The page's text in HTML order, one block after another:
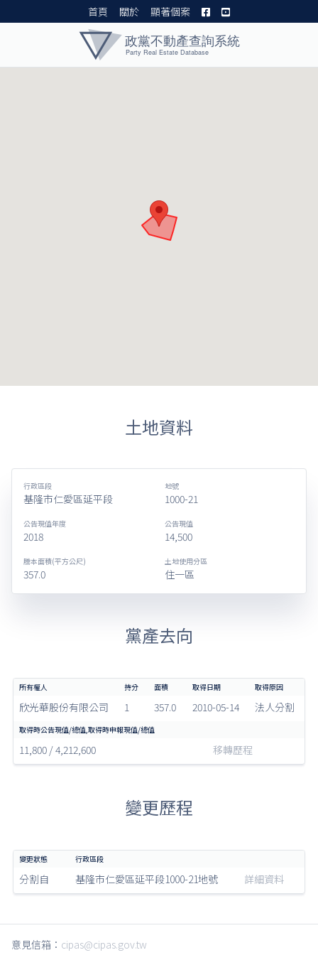
首頁 關於 顯著個案
土地資料
行政區段
基隆市仁愛區延平段
地號
1000-21
公告現值年度
2018
公告現值
14,500
謄本面積(平方公尺)
357.0
土地使用分區
住一區
黨產去向
欣光華股份有限公司 1 357.0 2010-05-14 法人分割
11,800 / 4,212,600 移轉歷程
變更歷程
分割自 基隆市仁愛區延平段1000-21地號 詳細資料
意見信箱： cipas@cipas.gov.tw